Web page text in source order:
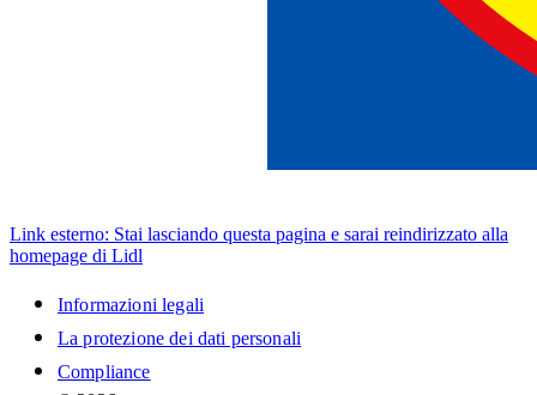
Link esterno: Stai lasciando questa pagina e sarai reindirizzato alla
homepage di Lidl
Informazioni legali
La protezione dei dati personali
Compliance